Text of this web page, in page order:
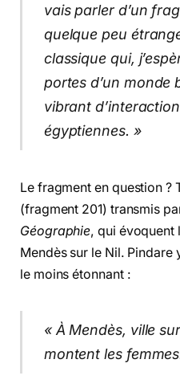
vais parler d’un
quelque peu
classique qui,
portes d’un monde
vibrant
égyptiennes. »
Le fragment en question ?
(fragment 201) transmis
Géographie, qui évoquent
Mendès sur le Nil.
le moins étonnant :
« À Mendès, ville
montent les